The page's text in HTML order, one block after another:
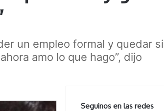
un empleo formal y quedar
amo lo que hago”, dijo
Seguinos en las redes